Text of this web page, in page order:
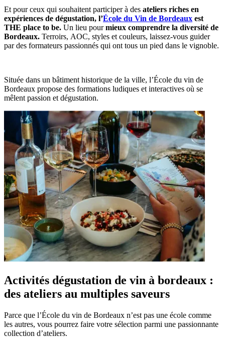
Et pour ceux qui souhaitent participer à des ateliers riches en
expériences de dégustation, l’École du Vin de Bordeaux est
THE place to be. Un lieu pourmieux comprendre la diversité de
Bordeaux. Terroirs, AOC, styles et couleurs, laissez-vous guider
par des formateurs passionnés qui ont tous un pied dans le vignoble.
Située dans un bâtiment historique de la ville, l’École du vin de
Bordeaux propose des formations ludiques et interactives où se
mêlent passion et dégustation.
Activités dégustation de vin à bordeaux :
des ateliers au multiples saveurs
Parce que l’École du vin de Bordeaux n’est pas une école comme
les autres, vous pourrez faire votre sélection parmi une passionnante
collection d’ateliers.